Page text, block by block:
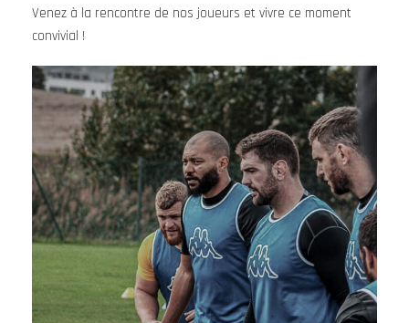
Venez à la rencontre de nos joueurs et vivre ce moment
convivial !